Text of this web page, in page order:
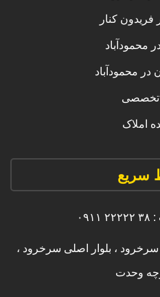
فریدون کنار
محمودآباد
در محمودآباد
تخصصی
املاک
سریع
، بلوار اصلی سرخرود ،
وحدت